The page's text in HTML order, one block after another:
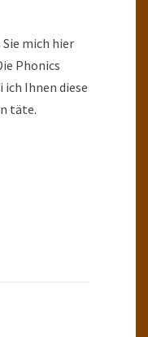
Sie mich hier
Phonics
ich Ihnen diese
täte.